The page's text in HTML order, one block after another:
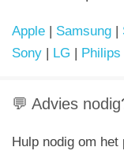
Apple | Samsung |
Sony | LG | Philips
💬 Advies
Hulp nodig om